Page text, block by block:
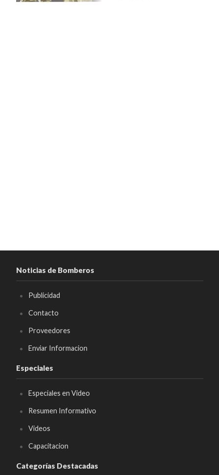
Noticias de Bomberos
Publicidad
Contacto
Proveedores
Enviar Informacion
Especiales
Especiales en Video
Resumen Informativo
Videos
Capacitacion
Categorías Destacadas